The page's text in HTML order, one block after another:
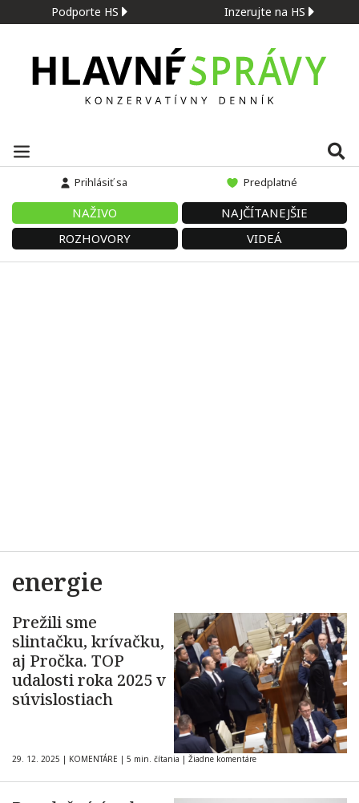
Podporte HS Inzerujte na HS
Prihlásiť sa Predplatné
NAŽIVO
NAJČÍTANEJŠIE
ROZHOVORY
VIDEÁ
energie
Prežili sme
slintačku, krívačku,
aj Pročka. TOP
udalosti roka 2025 v
súvislostiach
29. 12. 2025 | KOMENTÁRE | 5 min. čítania | Žiadne komentáre